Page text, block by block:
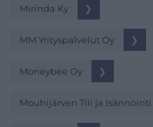
Mirinda Ky ❯
MM Yrityspalvelut Oy ❯
Moneybee Oy ❯
Mouhijärven Tili ja Isännöinti